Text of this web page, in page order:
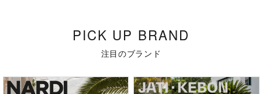
PICK UP BRAND
注目のブランド